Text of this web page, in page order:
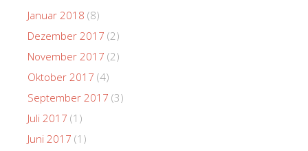
Januar 2018 (8)
Dezember 2017 (2)
November 2017 (2)
Oktober 2017 (4)
September 2017 (3)
Juli 2017 (1)
Juni 2017 (1)